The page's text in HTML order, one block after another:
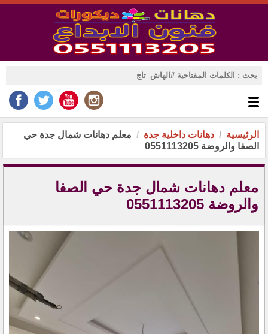
الرئيسية دهانات داخلية جدة
معلم دهانات شمال جدة حي
الصفا والروضة 0551113205
معلم دهانات شمال جدة حي الصفا
والروضة 0551113205